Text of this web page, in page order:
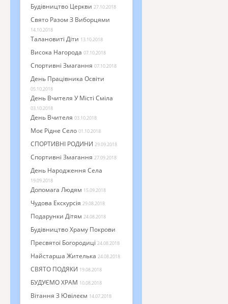
Будівництво Церкви 27.10.2018
Свято Разом З Виборцями
14.10.2018
Талановиті Діти 13.10.2018
Висока Нагорода 07.10.2018
Спортивні Змагання 07.10.2018
День Працівника Освіти
05.10.2018
День Вчителя У Місті Сміла
03.10.2018
День Вчителя 03.10.2018
Моє Рідне Село 01.10.2018
СПОРТИВНІ РОДИНИ 29.09.2018
Спортивні Змагання 27.09.2018
День Народження Села
19.09.2018
Допомага Людям 15.09.2018
Чудова Екскурсія 29.08.2018
Подарунки Дітям 24.08.2018
Будівництво Храму Покрови
Пресвятої Богородиці 24.08.2018
Найстарша Жителька 24.08.2018
СВЯТО ПОДЯКИ 19.08.2018
БУДУЄМО ХРАМ 10.08.2018
Вітання З Ювілеєм 14.07.2018